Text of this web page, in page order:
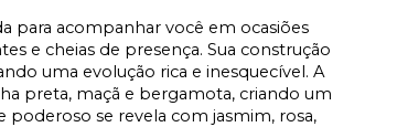
para acompanhar você em ocasiões
e cheias de presença. Sua construção
uma evolução rica e inesquecível. A
preta, maçã e bergamota, criando um
poderoso se revela com jasmim, rosa,